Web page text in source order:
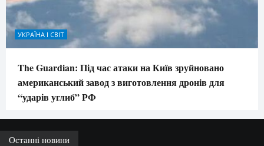
УКРАЇНА І СВІТ
The Guardian: Під час атаки на Київ зруйновано
американський завод з виготовлення дронів для
“ударів углиб” РФ
Останні новини